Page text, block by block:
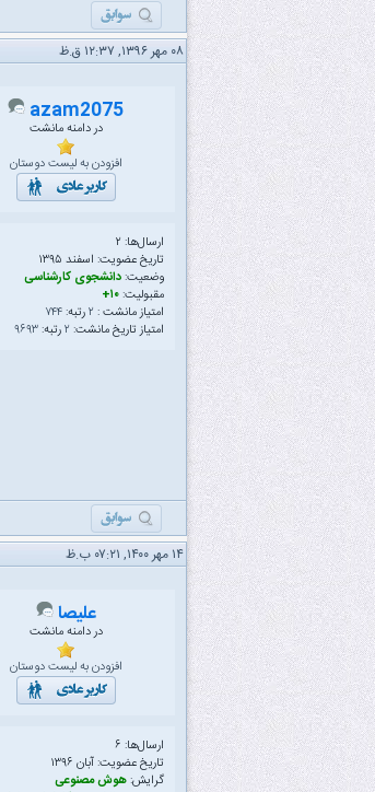
۰۸ مهر ۱۳۹۶, ۱۲:۳۷ ق.ظ
azam2075
در دامنه مانشت
افزودن به لیست دوستان
ارسال‌ها: ۲
تاریخ عضویت: اسفند ۱۳۹۵
وضعیت:دانشجوی کارشناسی
مقبولیت:۱۰+
امتیاز مانشت : ۲رتبه:۷۴۴
امتیاز تاریخ مانشت: ۲رتبه:۹۶۹۳
۱۴ مهر ۱۴۰۰, ۰۷:۲۱ ب.ظ
علیصا
در دامنه مانشت
افزودن به لیست دوستان
ارسال‌ها: ۶
تاریخ عضویت: آبان ۱۳۹۶
گرایش:هوش مصنوعی